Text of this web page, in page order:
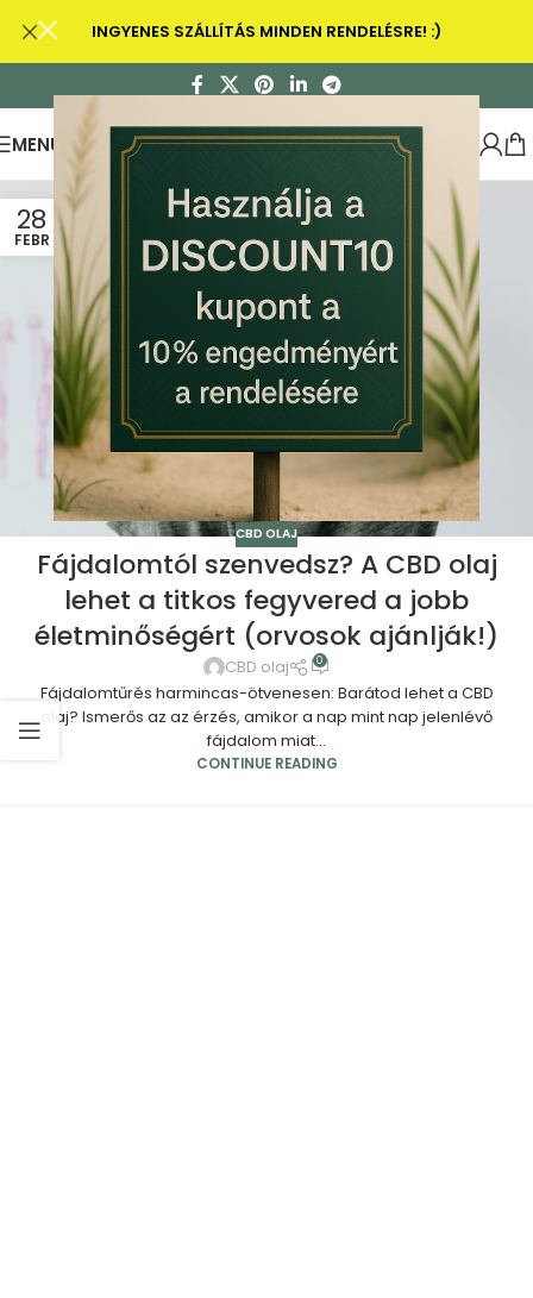
INGYENES SZÁLLÍTÁS MINDEN RENDELÉSRE! :)
MENU
28
FEBR
CBD OLAJ
Fájdalomtól szenvedsz? A CBD olaj
lehet a titkos fegyvered a jobb
életminőségért (orvosok ajánlják!)
CBD olaj 0
Fájdalomtűrés harmincas-ötvenesen: Barátod lehet a CBD
olaj? Ismerős az az érzés, amikor a nap mint nap jelenlévő
fájdalom miat...
CONTINUE READING